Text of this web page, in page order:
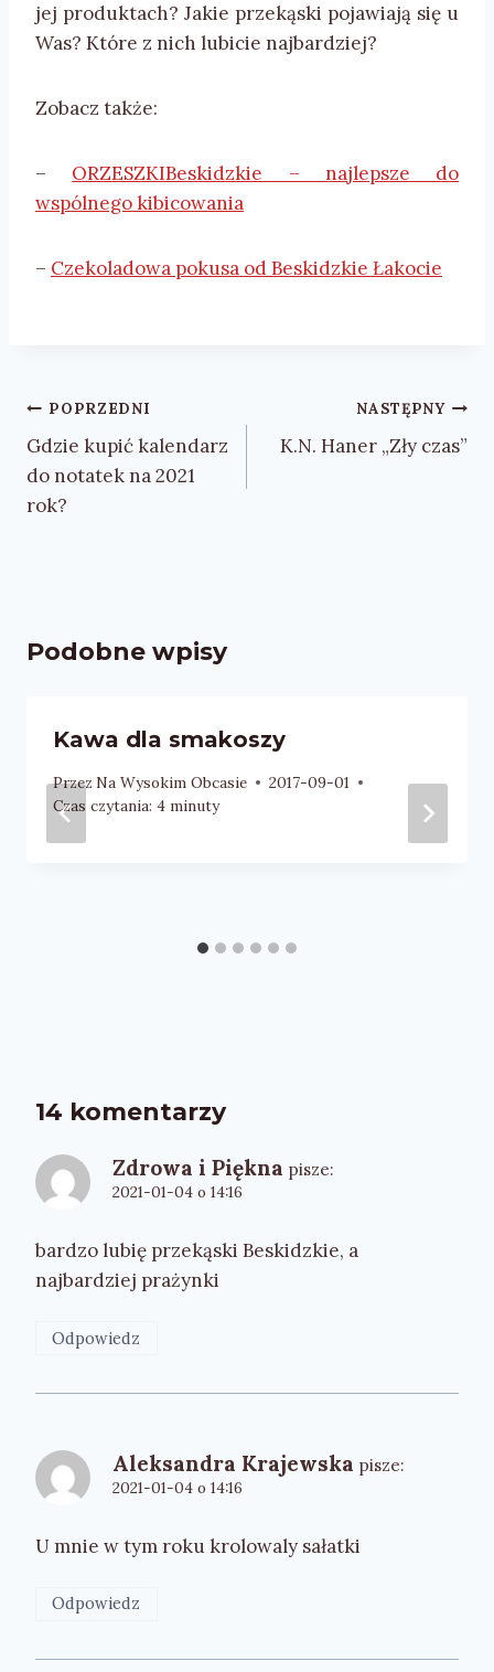
jej produktach? Jakie przekąski pojawiają się u
Was? Które z nich lubicie najbardziej?
Zobacz także:
– ORZESZKIBeskidzkie – najlepsze do
wspólnego kibicowania
– Czekoladowa pokusa od Beskidzkie Łakocie
Nawigacja
wpisu
POPRZEDNI
Gdzie kupić kalendarz
do notatek na 2021
rok?
NASTĘPNY
K.N. Haner „Zły czas”
Podobne wpisy
Kawa dla smakoszy
Przez Na Wysokim Obcasie
2017-09-01
Czas czytania: 4 minuty
14 komentarzy
Zdrowa i Piękna pisze:
2021-01-04 o 14:16
bardzo lubię przekąski Beskidzkie, a
najbardziej prażynki
Odpowiedz
Aleksandra Krajewska pisze:
2021-01-04 o 14:16
U mnie w tym roku krolowaly sałatki
Odpowiedz